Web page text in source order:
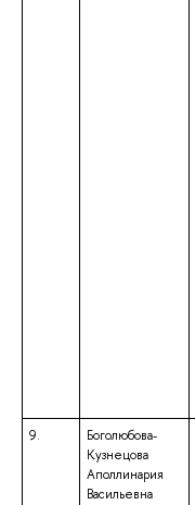
9.
Боголюбова-
Кузнецова
Аполлинария
Васильевна